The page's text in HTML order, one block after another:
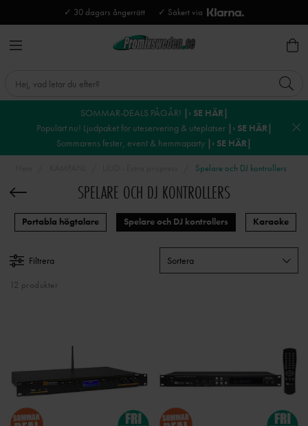
✓ 30 dagars ångerrätt ✓ Säkert via
SOMMAR-DEALS PÅGÅR! |› SE HÄR|
Populärt nu! Ljudpaket för uteservering & uteplatser |› SE HÄR|
Sommarens fester, event & hemmaparty |› SE HÄR|
Spelare och DJ kontrollers
SPELARE OCH DJ KONTROLLERS
Portabla högtalare Spelare och DJ kontrollers Karaoke
Filtrera Sortera
12 produkter